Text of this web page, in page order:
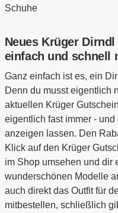
Schuhe
Neues Krüger
einfach und schnell
Ganz einfach ist es, ein
Denn du musst eigentlich
aktuellen Krüger
eigentlich fast immer -
anzeigen lassen. Den
Klick auf den Krüger
im Shop umsehen und dir
wunderschönen Modelle
auch direkt das Outfit für
mitbestellen, schließlich